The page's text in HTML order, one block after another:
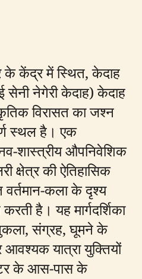
केंद्र में स्थित, केदाह
सेनी नेगेरी केदाह) केदाह
विरासत का जश्न
स्थल है। एक
नव-शास्त्रीय औपनिवेशिक
क्षेत्र की ऐतिहासिक
कला के दृश्य
है। यह मार्गदर्शिका
संग्रह, घूमने के
यात्रा युक्तियों
के आस-पास के